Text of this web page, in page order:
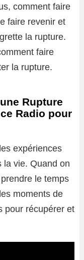
comment faire
faire revenir et
la rupture.
faire
la rupture.
Rupture
Radio pour
expériences
la vie. Quand on
le temps
moments de
pour récupérer et